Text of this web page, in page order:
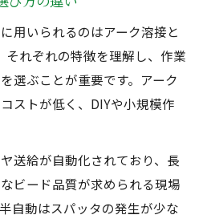
用いられるのはアーク溶接と
それぞれの特徴を理解し、作業
選ぶことが重要です。アーク
ストが低く、DIYや小規模作
送給が自動化されており、長
ビード品質が求められる現場
自動はスパッタの発生が少な